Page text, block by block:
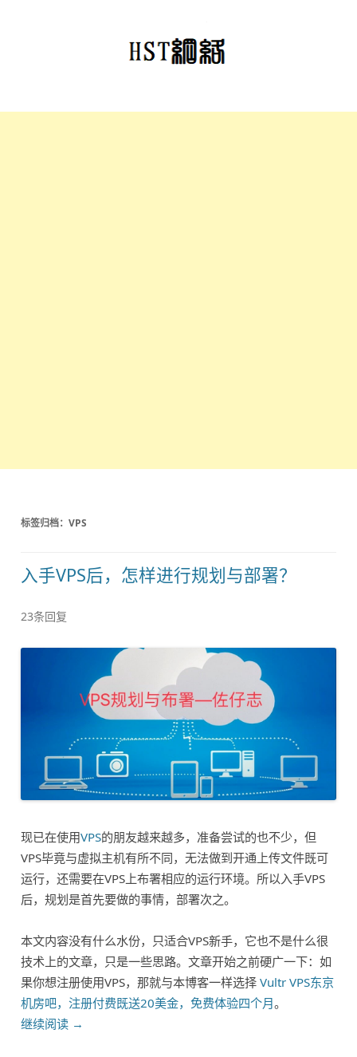
标签归档：VPS
入手VPS后，怎样进行规划与部署？
23条回复
现已在使用VPS的朋友越来越多，准备尝试的也不少，但
VPS毕竟与虚拟主机有所不同，无法做到开通上传文件既可
运行，还需要在VPS上布署相应的运行环境。所以入手VPS
后，规划是首先要做的事情，部署次之。
本文内容没有什么水份，只适合VPS新手，它也不是什么很
技术上的文章，只是一些思路。文章开始之前硬广一下：如
果你想注册使用VPS，那就与本博客一样选择Vultr VPS东京
机房吧，注册付费既送20美金，免费体验四个月。
继续阅读 →